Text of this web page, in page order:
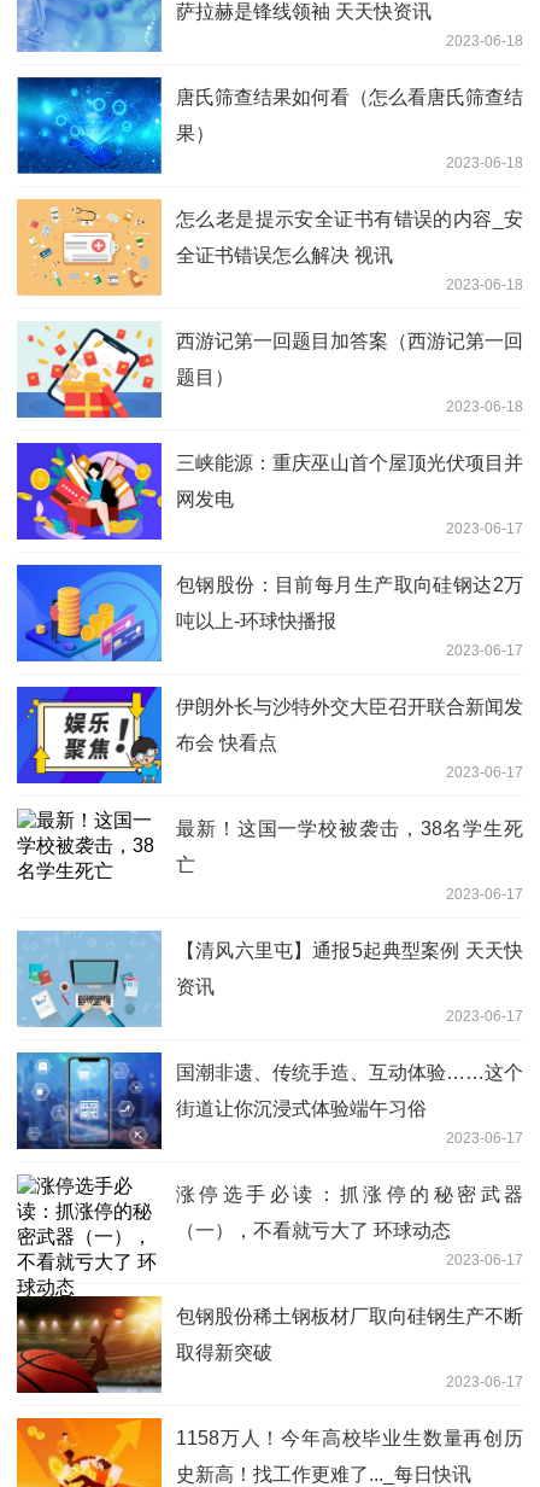
萨拉赫是锋线领袖 天天快资讯
2023-06-18
唐氏筛查结果如何看（怎么看唐氏筛查结
果）
2023-06-18
怎么老是提示安全证书有错误的内容_安
全证书错误怎么解决 视讯
2023-06-18
西游记第一回题目加答案（西游记第一回
题目）
2023-06-18
三峡能源：重庆巫山首个屋顶光伏项目并
网发电
2023-06-17
包钢股份：目前每月生产取向硅钢达2万
吨以上-环球快播报
2023-06-17
伊朗外长与沙特外交大臣召开联合新闻发
布会 快看点
2023-06-17
最新！这国一学校被袭击，38名学生死
亡
2023-06-17
【清风六里屯】通报5起典型案例 天天快
资讯
2023-06-17
国潮非遗、传统手造、互动体验……这个
街道让你沉浸式体验端午习俗
2023-06-17
涨停选手必读：抓涨停的秘密武器
（一），不看就亏大了 环球动态
2023-06-17
包钢股份稀土钢板材厂取向硅钢生产不断
取得新突破
2023-06-17
1158万人！今年高校毕业生数量再创历
史新高！找工作更难了..._每日快讯